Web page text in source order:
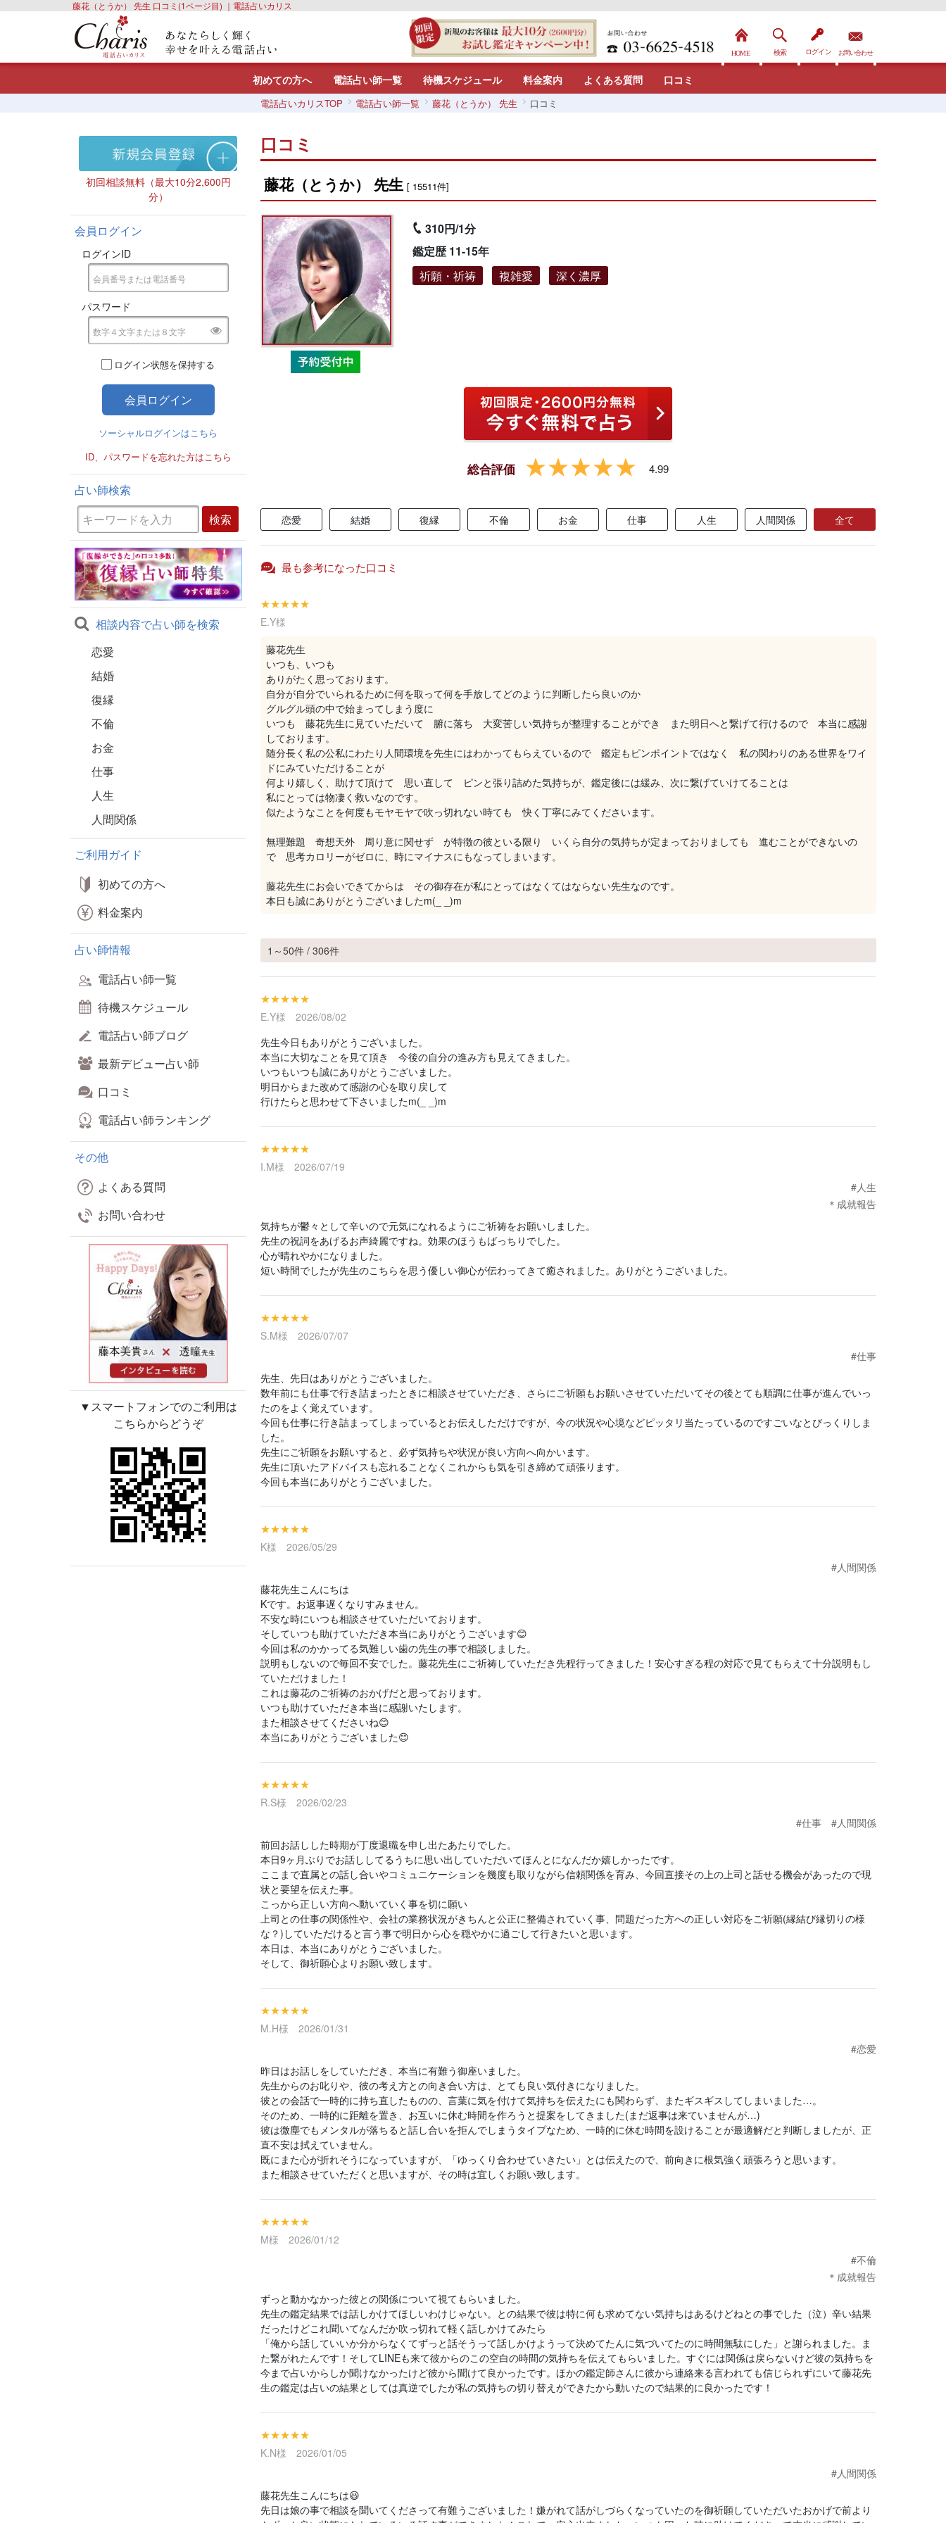
藤花（とうか） 先生 口コミ(1ページ目) ｜電話占いカリス
初めての方へ 電話占い師一覧 待機スケジュール 料金案内 よくある質問 口コミ
電話占いカリスTOP 電話占い師一覧 藤花（とうか） 先生 口コミ
初回相談無料（最大10分2,600円
分）
会員ログイン
ログインID
パスワード
ログイン状態を保持する
ソーシャルログインはこちら
ID、パスワードを忘れた方はこちら
占い師検索
相談内容で占い師を検索
恋愛
結婚
復縁
不倫
お金
仕事
人生
人間関係
ご利用ガイド
初めての方へ
料金案内
占い師情報
電話占い師一覧
待機スケジュール
電話占い師ブログ
最新デビュー占い師
口コミ
電話占い師ランキング
その他
よくある質問
お問い合わせ
▼スマートフォンでのご利用は
こちらからどうぞ
口コミ
藤花（とうか） 先生 [ 15511件]
310円/1分
鑑定歴 11-15年
祈願・祈祷
複雑愛 深く濃厚
総合評価 4.99
恋愛 結婚 復縁 不倫 お金 仕事 人生 人間関係 全て
最も参考になった口コミ
★★★★★
E.Y様
藤花先生
いつも、いつも
ありがたく思っております。
自分が自分でいられるために何を取って何を手放してどのように判断したら良いのか
グルグル頭の中で始まってしまう度に
いつも 藤花先生に見ていただいて 腑に落ち 大変苦しい気持ちが整理することができ また明日へと繋げて行けるので 本当に感謝
しております。
随分長く私の公私にわたり人間環境を先生にはわかってもらえているので 鑑定もピンポイントではなく 私の関わりのある世界をワイ
ドにみていただけることが
何より嬉しく、助けて頂けて 思い直して ピンと張り詰めた気持ちが、鑑定後には緩み、次に繋げていけてることは
私にとっては物凄く救いなのです。
似たようなことを何度もモヤモヤで吹っ切れない時ても 快く丁寧にみてくださいます。
無理難題 奇想天外 周り意に関せず が特徴の彼といる限り いくら自分の気持ちが定まっておりましても 進むことができないの
で 思考カロリーがゼロに、時にマイナスにもなってしまいます。
藤花先生にお会いできてからは その御存在が私にとってはなくてはならない先生なのです。
本日も誠にありがとうございましたm(_ _)m
1～50件 / 306件
★★★★★
E.Y様 2026/08/02
先生今日もありがとうございました。
本当に大切なことを見て頂き 今後の自分の進み方も見えてきました。
いつもいつも誠にありがとうございました。
明日からまた改めて感謝の心を取り戻して
行けたらと思わせて下さいましたm(_ _)m
★★★★★
I.M様 2026/07/19
#人生
＊成就報告
気持ちが鬱々として辛いので元気になれるようにご祈祷をお願いしました。
先生の祝詞をあげるお声綺麗ですね。効果のほうもばっちりでした。
心が晴れやかになりました。
短い時間でしたが先生のこちらを思う優しい御心が伝わってきて癒されました。ありがとうございました。
★★★★★
S.M様 2026/07/07
#仕事
先生、先日はありがとうございました。
数年前にも仕事で行き詰まったときに相談させていただき、さらにご祈願もお願いさせていただいてその後とても順調に仕事が進んでいっ
たのをよく覚えています。
今回も仕事に行き詰まってしまっているとお伝えしただけですが、今の状況や心境などピッタリ当たっているのですごいなとびっくりしま
した。
先生にご祈願をお願いすると、必ず気持ちや状況が良い方向へ向かいます。
先生に頂いたアドバイスも忘れることなくこれからも気を引き締めて頑張ります。
今回も本当にありがとうございました。
★★★★★
K様 2026/05/29
#人間関係
藤花先生こんにちは
Kです。お返事遅くなりすみません。
不安な時にいつも相談させていただいております。
そしていつも助けていただき本当にありがとうございます😊
今回は私のかかってる気難しい歯の先生の事で相談しました。
説明もしないので毎回不安でした。藤花先生にご祈祷していただき先程行ってきました！安心すぎる程の対応で見てもらえて十分説明もし
ていただけました！
これは藤花のご祈祷のおかげだと思っております。
いつも助けていただき本当に感謝いたします。
また相談させてくださいね😊
本当にありがとうございました😊
★★★★★
R.S様 2026/02/23
#仕事
#人間関係
前回お話しした時期が丁度退職を申し出たあたりでした。
本日9ヶ月ぶりでお話ししてるうちに思い出していただいてほんとになんだか嬉しかったです。
ここまで直属との話し合いやコミュニケーションを幾度も取りながら信頼関係を育み、今回直接その上の上司と話せる機会があったので現
状と要望を伝えた事。
こっから正しい方向へ動いていく事を切に願い
上司との仕事の関係性や、会社の業務状況がきちんと公正に整備されていく事、問題だった方への正しい対応をご祈願(縁結び縁切りの様
な？)していただけると言う事で明日から心を穏やかに過ごして行きたいと思います。
本日は、本当にありがとうございました。
そして、御祈願心よりお願い致します。
★★★★★
M.H様 2026/01/31
#恋愛
昨日はお話しをしていただき、本当に有難う御座いました。
先生からのお叱りや、彼の考え方との向き合い方は、とても良い気付きになりました。
彼との会話で一時的に持ち直したものの、言葉に気を付けて気持ちを伝えたにも関わらず、またギスギスしてしまいました…。
そのため、一時的に距離を置き、お互いに休む時間を作ろうと提案をしてきました(まだ返事は来ていませんが…)
彼は微塵でもメンタルが落ちると話し合いを拒んでしまうタイプなため、一時的に休む時間を設けることが最適解だと判断しましたが、正
直不安は拭えていません。
既にまた心が折れそうになっていますが、「ゆっくり合わせていきたい」とは伝えたので、前向きに根気強く頑張ろうと思います。
また相談させていただくと思いますが、その時は宜しくお願い致します。
★★★★★
M様 2026/01/12
#不倫
＊成就報告
ずっと動かなかった彼との関係について視てもらいました。
先生の鑑定結果では話しかけてほしいわけじゃない。との結果で彼は特に何も求めてない気持ちはあるけどねとの事でした（泣）辛い結果
だったけどこれ聞いてなんだか吹っ切れて軽く話しかけてみたら
「俺から話していいか分からなくてずっと話そうって話しかけようって決めてたんに気づいてたのに時間無駄にした」と謝られました。ま
た繋がれたんです！そしてLINEも来て彼からのこの空白の時間の気持ちを伝えてもらいました。すぐには関係は戻らないけど彼の気持ちを
今まで占いからしか聞けなかったけど彼から聞けて良かったです。ほかの鑑定師さんに彼から連絡来る言われても信じられずにいて藤花先
生の鑑定は占いの結果としては真逆でしたが私の気持ちの切り替えができたから動いたので結果的に良かったです！
★★★★★
K.N様 2026/01/05
#人間関係
藤花先生こんにちは😃
先日は娘の事で相談を聞いてくださって有難うございました！嫌がれて話がしづらくなっていたのを御祈願していただいたおかげで前より